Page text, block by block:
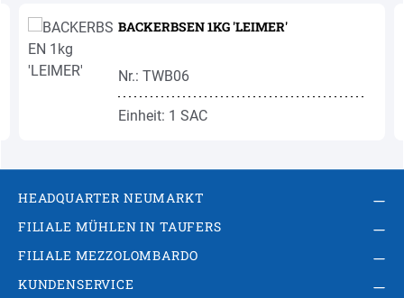
BACKERBSEN 1KG 'LEIMER'
Nr.: TWB06
Einheit: 1 SAC
HEADQUARTER NEUMARKT
FILIALE MÜHLEN IN TAUFERS
FILIALE MEZZOLOMBARDO
KUNDENSERVICE